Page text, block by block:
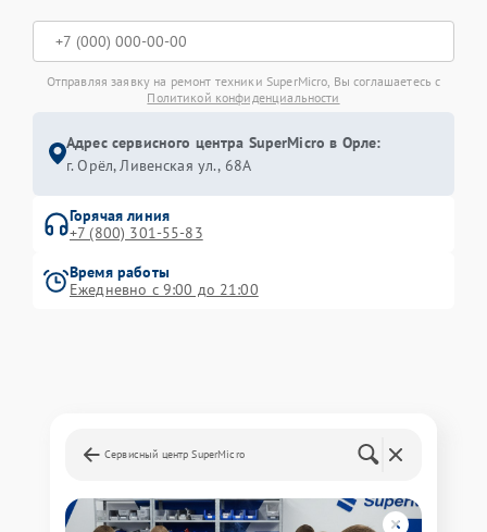
Отправляя заявку на ремонт техники SuperMicro, Вы соглашаетесь с
Политикой конфиденциальности
Адрес сервисного центра SuperMicro в Орле:
г. Орёл, Ливенская ул., 68А
Горячая линия
+7 (800) 301-55-83
Время работы
Ежедневно с 9:00 до 21:00
Сервисный центр SuperMicro